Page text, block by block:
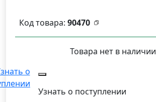
Код товара: 90470
Товара нет в наличии
о
Узнать о поступлении